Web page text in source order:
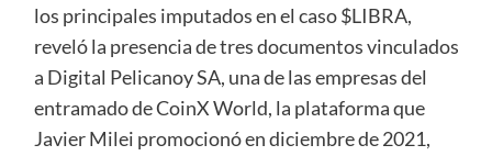
los principales imputados en el caso $LIBRA,
reveló la presencia de tres documentos vinculados
a Digital Pelicanoy SA, una de las empresas del
entramado de CoinX World, la plataforma que
Javier Milei promocionó en diciembre de 2021,